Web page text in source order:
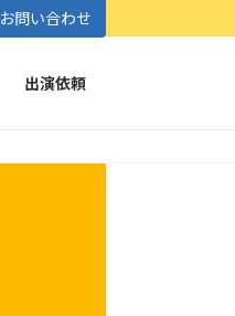
お問い合わせ
出演依頼